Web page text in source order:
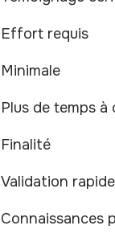
Effort requis
Minimale
Plus de temps à
Finalité
Validation
Connaissances